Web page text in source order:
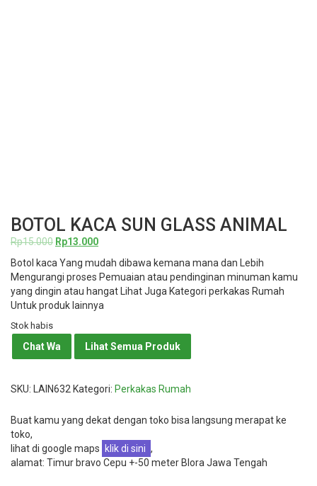
BOTOL KACA SUN GLASS ANIMAL
Rp15.000 Harga
adalah:
Rp15.000.
Rp13.000Harga
ini
adalah:
Rp13.000.
Botol kaca Yang mudah dibawa kemana mana dan Lebih
Mengurangi proses Pemuaian atau pendinginan minuman kamu
yang dingin atau hangat Lihat Juga Kategori perkakas Rumah
Untuk produk lainnya
Stok habis
Chat Wa Lihat Semua Produk
SKU: LAIN632 Kategori: Perkakas Rumah
Buat kamu yang dekat dengan toko bisa langsung merapat ke
toko,
lihat di google maps
klik di sini ,
alamat: Timur bravo Cepu +-50 meter Blora Jawa Tengah